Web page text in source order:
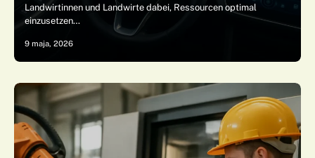
Landwirtinnen und Landwirte dabei, Ressourcen optimal
einzusetzen…
9 maja, 2026